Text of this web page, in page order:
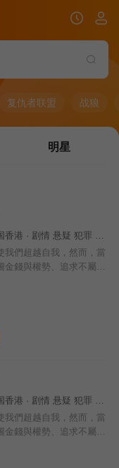
复仇者联盟 战狼
明星
港 · 剧情 悬疑 犯罪 香港
我們超越自我，然而，當
金錢與權勢、追求不屬於
港 · 剧情 悬疑 犯罪 香港
我們超越自我，然而，當
金錢與權勢、追求不屬於